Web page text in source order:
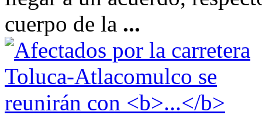
cuerpo de la ...